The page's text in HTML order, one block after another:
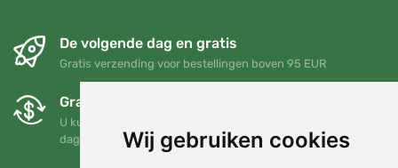
Wij gebruiken cookies
De volgende dag en gratis
Gratis verzending voor bestellingen boven 95 EUR
Gratis ruilen en retourneren
U kunt uw bestelling op elk gewenst moment binnen 90
dagen retourneren of ruilen